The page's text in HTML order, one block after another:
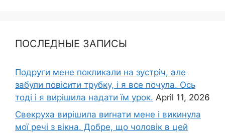
ПОСЛЕДНЫЕ ЗАПИСЫ
Подруги мене покликали на зустріч, але
забули повісити трубку, і я все почула. Ось
тоді і я вирішила надати їм урок. April 11, 2026
Свекруха вирішила виrнати мене і викинула
мої речі з вікна. Добре, що чоловік в цей